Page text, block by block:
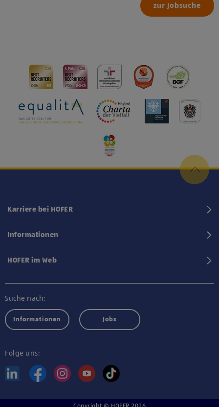
zur Jobsuche
Karriere bei HOFER
Informationen
HOFER im Web
Suche nach:
Informationen Jobs
Folge uns: